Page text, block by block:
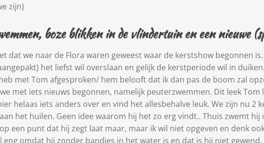
zijn)
boze blikken in de vlindertuin en een nieuwe
dat we naar de Flora waren geweest waar de kerstshow begonnen
het liefst wil overslaan en gelijk de kerstperiode wil in
met Tom afgesproken/ hem belooft dat ik dan pas de boom zal
met iets nieuws begonnen, namelijk peuterzwemmen. Dit leek Tom
helaas iets anders over en vind het allesbehalve leuk. We zijn nu 2
het huilen. Geen idee waarom hij het zo erg vindt.. Thuis zwemt hij
een punt dat hij zegt laat maar, maar ik wil niet opgeven en denk
omdat hij zonder bandjes in het water is en dat is hij niet